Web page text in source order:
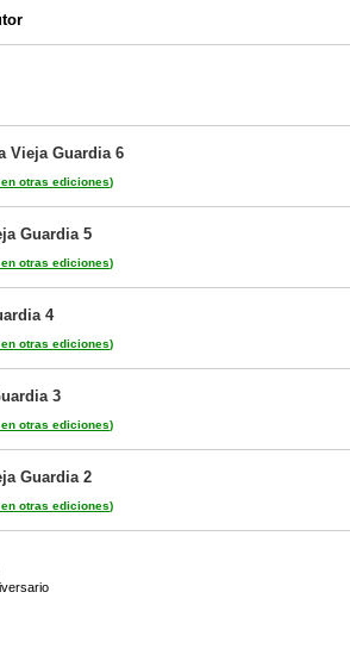
Vieja Guardia 6
otras ediciones)
Guardia 5
otras ediciones)
4
otras ediciones)
3
otras ediciones)
Guardia 2
otras ediciones)